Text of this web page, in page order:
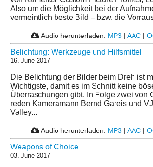
Also um die Möglichkeit bei der
vermeintlich beste Bild – bzw. die
Audio herunterladen: MP3 | AAC |
Belichtung: Werkzeuge und Hilfsmittel
16. June 2017
Die Belichtung der Bilder beim Dreh ist
Wichtigste, damit es im Schnitt keine
Überraschungen gibt. In Folge zwei von
reden Kameramann Bernd Gareis und
Valley...
Audio herunterladen: MP3 | AAC |
Weapons of Choice
03. June 2017